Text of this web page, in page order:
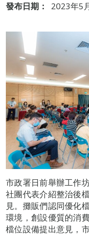
發布日期：
2023年5
市政署日前舉辦工作
社團代表介紹整治後
見。攤販們認同優化
環境，創設優質的消
檔位設備提出意見，